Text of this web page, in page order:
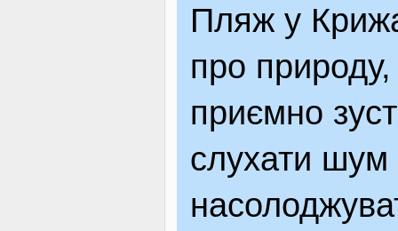
Пляж у
про природу,
приємно
слухати шум